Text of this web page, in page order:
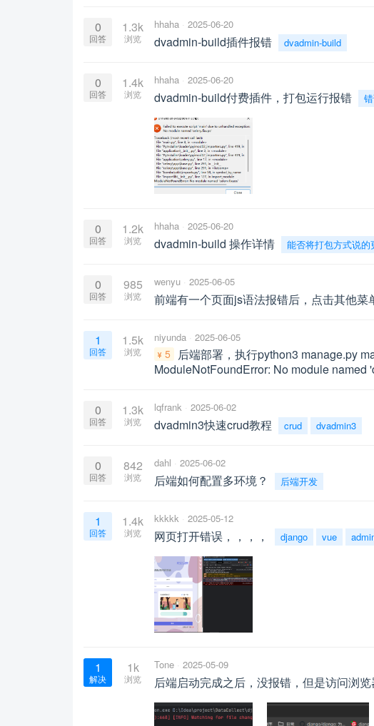
0
回答
1.3k
浏览
hhaha 2025-06-20
dvadmin-build插件报错 dvadmin-build
0
回答
1.4k
浏览
hhaha 2025-06-20
dvadmin-build付费插件，打包运行报错
0
回答
1.2k
浏览
hhaha 2025-06-20
dvadmin-build 操作详情 能否将打包方式说的
0
回答
985
浏览
wenyu 2025-06-05
前端有一个页面js语法报错后，点击其他菜
1
回答
1.5k
浏览
niyunda 2025-06-05
5
后端部署，执行python3 manage.py
ModuleNotFoundError: No module named
0
回答
1.3k
浏览
lqfrank 2025-06-02
dvadmin3快速crud教程 crud dvadmin3
0
回答
842
浏览
dahl 2025-06-02
后端如何配置多环境？ 后端开发
1
回答
1.4k
浏览
kkkkk 2025-05-12
网页打开错误，，，， django vue
1
解决
1k
浏览
Tone 2025-05-09
后端启动完成之后，没报错，但是访问浏